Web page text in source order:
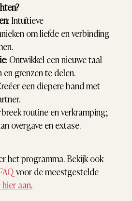
: Intuïtieve
om liefde en verbinding
: Ontwikkel een nieuwe taal
en grenzen te delen.
een diepere band met
routine en verkramping;
overgave en extase.
het programma. Bekijk ook
voor de meestgestelde
aan.